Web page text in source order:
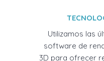
Utilizamos las
software de
3D para ofrecer